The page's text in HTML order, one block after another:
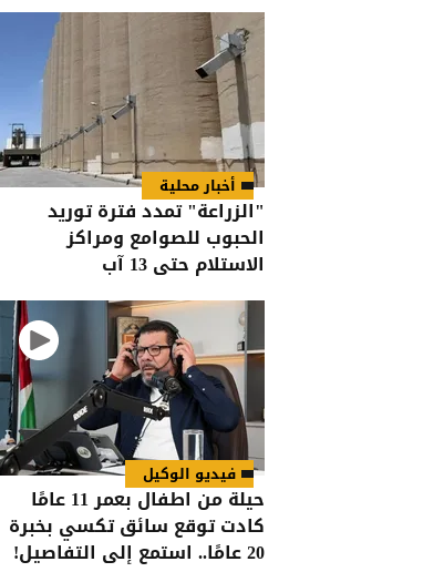
أخبار محلية
"الزراعة" تمدد فترة توريد
الحبوب للصوامع ومراكز
الاستلام حتى 13 آب
فيديو الوكيل
حيلة من اطفال بعمر 11 عامًا
كادت توقع سائق تكسي بخبرة
20 عامًا.. استمع إلى التفاصيل!